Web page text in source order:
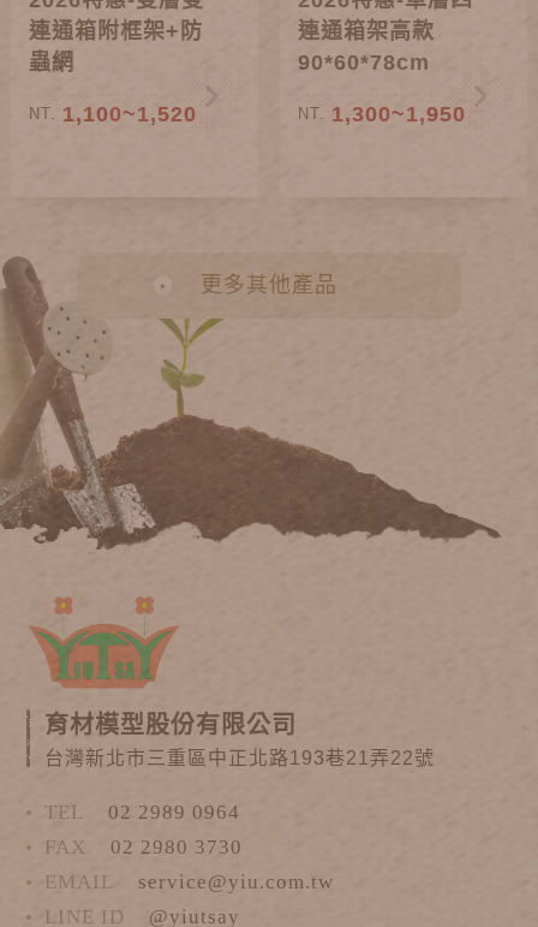
連通箱附框架+防
蟲網
NT. 1,100~1,520
連通箱架高款
90*60*78cm
NT. 1,300~1,950
更多其他產品
育材模型股份有限公司
台灣新北市三重區中正北路193巷21弄22號
TEL
02 2989 0964
FAX
02 2980 3730
EMAIL
service@yiu.com.tw
LINE ID
@yiutsay